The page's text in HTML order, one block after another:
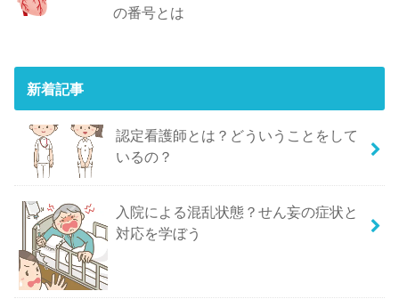
の番号とは
新着記事
認定看護師とは？どういうことをして
いるの？
入院による混乱状態？せん妄の症状と
対応を学ぼう